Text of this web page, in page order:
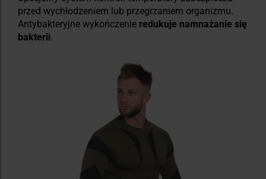
przed wychłodzeniem lub przegrzaniem organizmu.
Antybakteryjne wykończenie redukuje namnażanie się
bakterii.